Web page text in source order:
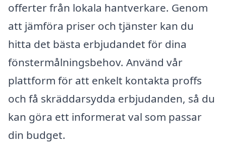
offerter från lokala hantverkare. Genom
att jämföra priser och tjänster kan du
hitta det bästa erbjudandet för dina
fönstermålningsbehov. Använd vår
plattform för att enkelt kontakta proffs
och få skräddarsydda erbjudanden, så du
kan göra ett informerat val som passar
din budget.